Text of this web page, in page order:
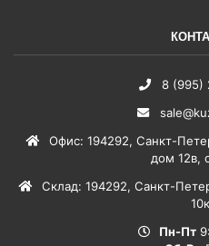
8 (995)
Офис: 194292, Санкт-
дом 12в,
Склад: 194292, Санкт-
Пн-Пт